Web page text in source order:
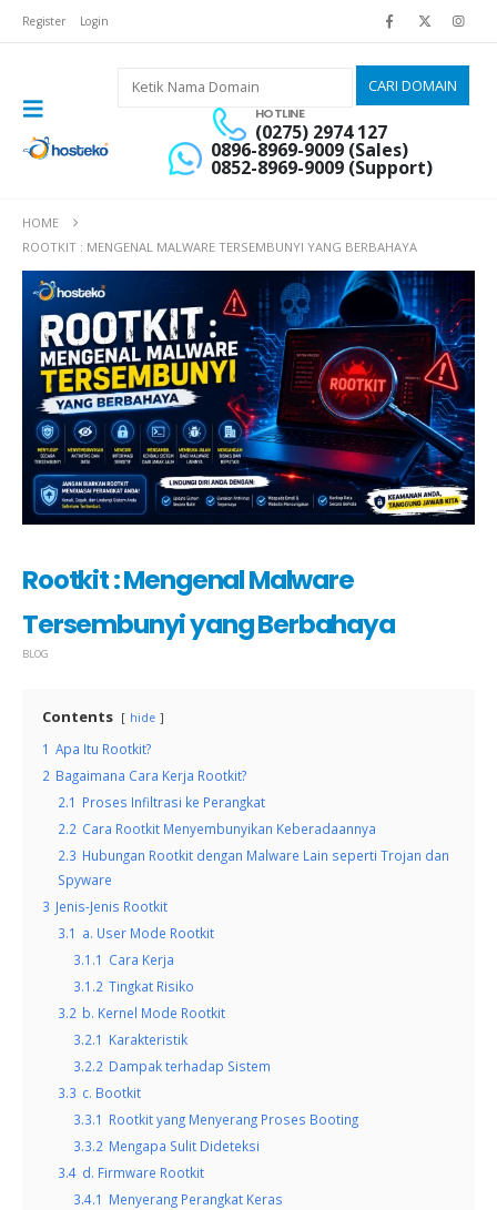
Register Login
HOTLINE
(0275) 2974 127
0896-8969-9009 (Sales)
0852-8969-9009 (Support)
HOME
ROOTKIT : MENGENAL MALWARE TERSEMBUNYI YANG BERBAHAYA
Rootkit : Mengenal Malware
Tersembunyi yang Berbahaya
BLOG
Contents hide
1 Apa Itu Rootkit?
2 Bagaimana Cara Kerja Rootkit?
2.1 Proses Infiltrasi ke Perangkat
2.2 Cara Rootkit Menyembunyikan Keberadaannya
2.3 Hubungan Rootkit dengan Malware Lain seperti Trojan dan
Spyware
3 Jenis-Jenis Rootkit
3.1 a. User Mode Rootkit
3.1.1 Cara Kerja
3.1.2 Tingkat Risiko
3.2 b. Kernel Mode Rootkit
3.2.1 Karakteristik
3.2.2 Dampak terhadap Sistem
3.3 c. Bootkit
3.3.1 Rootkit yang Menyerang Proses Booting
3.3.2 Mengapa Sulit Dideteksi
3.4 d. Firmware Rootkit
3.4.1 Menyerang Perangkat Keras